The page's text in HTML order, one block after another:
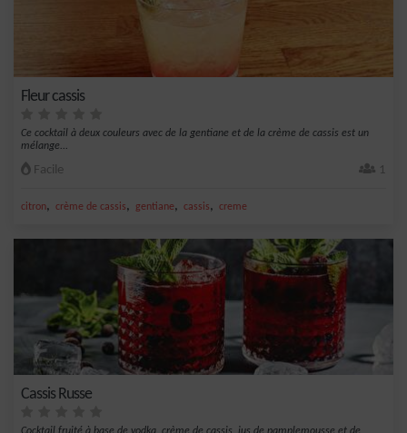
Fleur cassis
Ce cocktail à deux couleurs avec de la gentiane et de la crème de cassis est un
mélange...
Facile 1
citron, crème de cassis, gentiane, cassis, creme
Cassis Russe